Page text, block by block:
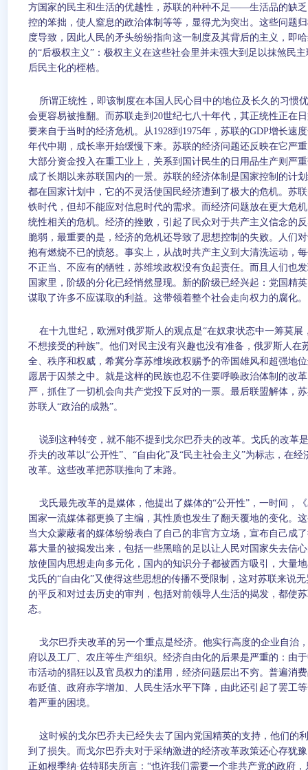
方国家的民主和生活的优越性，苏联的种种不足——生活品的缺
控的笨拙，使人窒息的政治体制等等，显得尤为突出。这些问题
度导致，因此人民的矛头纷纷指向这一制度及其背后的主义，即
的“后极权主义”：极权主义在这些社会里并未强大到足以抹煞民
后民主化的桎梏。
所谓正统性，即该制度在本国人民心目中的地位及长久的习惯
会更容易被推翻。而苏联走到 20世纪七八十年代，其正统性正在
要来自于当时的经济危机。从1928到 1975年，苏联的GDP增长速
年代中期，成长率开始缓慢下来。苏联的经济问题还反映在它严
大部分资金投入在重工业上，关系到国计民生的日用品生产则严
成了长期以来苏联国内的一景。苏联的经济体制是国家控制的计
都在国家计划中，它的不灵活使国民经济遭到了极大的危机。苏
铁时代，但却不能应对信息时代的需求。而经济问题放在更大危
统性相关的危机。经济的挫败，引起了民众对于共产主义信念的
脆弱，最重要的是，经济的危机还导致了思想控制的失败。人们
抱有燃烧不已的愤怒。事实上，从战时共产主义到大清洗运动，
不正当、不应有的牺牲，苏维埃政权没有负起责任。而且人们也
国家里，阶级的分化已经悄然显现。新的阶级已经兴起：党国精
谋取了许多不应谋取的利益。这带领着整个社会走向权力的腐化。
在十九世纪，欧洲对俄罗斯人的观点是“在奴隶状态中一筹莫展
不想接受的种族”。他们对民主没有兴趣也没有准备，俄罗斯人在
全、秩序和权威，希冀分享苏维埃政权赐予的帝国雄风和超强地
愿居于囚禁之中。就是这样的民族也忍不住要呼唤政治体制的改
严，抓住了一切机会向共产党投下反对的一票。最后联盟解体，
苏联人“政治的成熟”。
说到这种转变，就不能不提到戈尔巴乔夫的改革。戈氏的改革
乔夫的改革以“公开性”、“自由化”及“民主社会主义”为标志，在
改革。这些改革把苏联推向了末路。
戈氏最先改革的是媒体，他提出了媒体的“公开性”，一时间，
国家一流媒体都更换了主编，其性质也发生了翻天覆地的变化。
当大众蒙蔽者的媒体纷纷表白了自己的非官方立场，宣布自己成
幕大量的被揭发出来，包括一些黑暗的足以让人民对国家失去信
放使国内思想走向多元化，国内的知识分子都被西方吸引，大量
戈氏的“自由化”又使得这些思想的传播不受限制，这对苏联来说
的平反和对过去历史的审判，包括对前领导人生活的揭发，都使
态。
戈尔巴乔夫改革的另一个重点是经济。他实行高度的企业自治
府以及工厂、农庄等生产组织。经济自由化的后果是严重的：由
市活动的猖狂以及官员权力的滥用，经济问题层出不穷。普遍消
布贬值、政府赤字增加、人民生活水平下降，由此还引起了罢工
着严重的困境。
这时候的戈尔巴乔夫已经失去了国内党国精英的支持，他们的
到了损失。而戈尔巴乔夫对于采纳激进的经济改革政策还心存犹
正如根季纳·佐特耶夫所言：“也许我们需要一个非共产党的政府